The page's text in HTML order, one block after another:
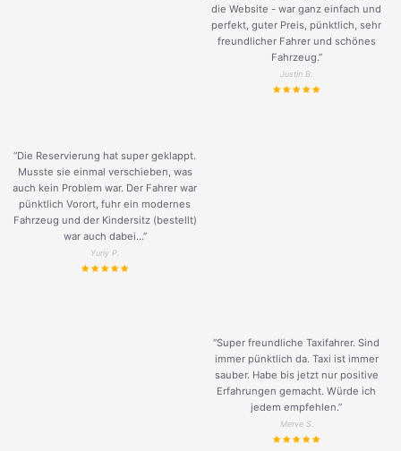
die Website - war ganz einfach und
perfekt, guter Preis, pünktlich, sehr
freundlicher Fahrer und schönes
Fahrzeug.”
Justin B.
“Die Reservierung hat super geklappt.
Musste sie einmal verschieben, was
auch kein Problem war. Der Fahrer war
pünktlich Vorort, fuhr ein modernes
Fahrzeug und der Kindersitz (bestellt)
war auch dabei...”
Yuriy P.
“Super freundliche Taxifahrer. Sind
immer pünktlich da. Taxi ist immer
sauber. Habe bis jetzt nur positive
Erfahrungen gemacht. Würde ich
jedem empfehlen.”
Merve S.